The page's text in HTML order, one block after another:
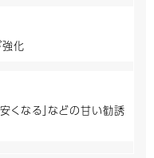
化
くなる」などの甘い勧誘